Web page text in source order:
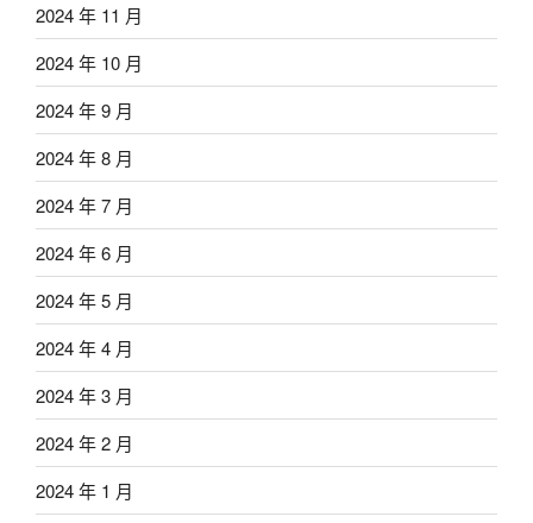
2024 年 11 月
2024 年 10 月
2024 年 9 月
2024 年 8 月
2024 年 7 月
2024 年 6 月
2024 年 5 月
2024 年 4 月
2024 年 3 月
2024 年 2 月
2024 年 1 月